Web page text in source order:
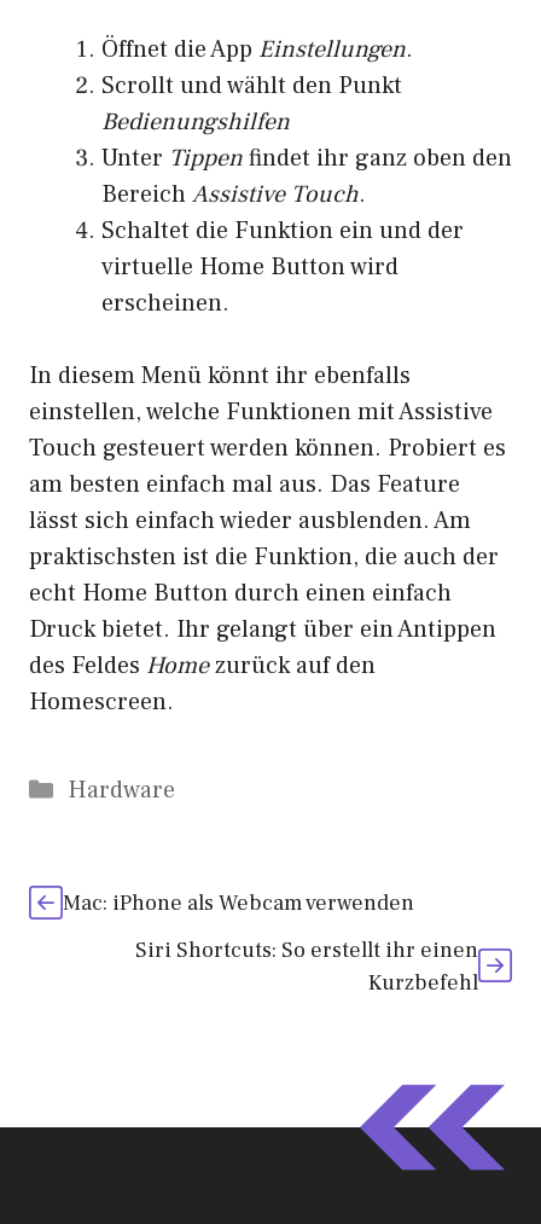
Öffnet die App Einstellungen.
Scrollt und wählt den Punkt
Bedienungshilfen
Unter Tippenfindet ihr ganz oben den
BereichAssistive Touch.
Schaltet die Funktion ein und der
virtuelle Home Button wird
erscheinen.
In diesem Menü könnt ihr ebenfalls
einstellen, welche Funktionen mit Assistive
Touch gesteuert werden können. Probiert es
am besten einfach mal aus. Das Feature
lässt sich einfach wieder ausblenden. Am
praktischsten ist die Funktion, die auch der
echt Home Button durch einen einfach
Druck bietet. Ihr gelangt über ein Antippen
des Feldes Homezurück auf den
Homescreen.
Kategorien
Hardware
Mac: iPhone als Webcam verwenden
Siri Shortcuts: So erstellt ihr einen
Kurzbefehl